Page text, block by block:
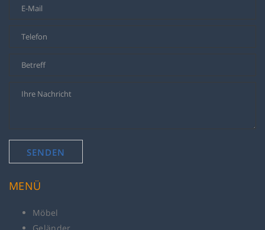
MENÜ
Möbel